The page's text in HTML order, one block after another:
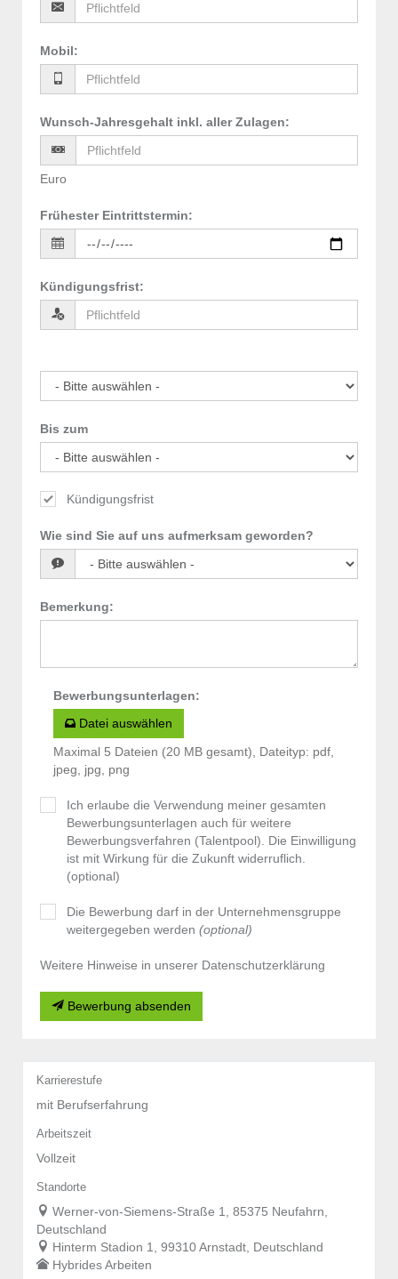
Mobil:
Wunsch-Jahresgehalt inkl. aller Zulagen:
Euro
Frühester Eintrittstermin:
Kündigungsfrist:
Bis zum
Kündigungsfrist
Wie sind Sie auf uns aufmerksam geworden?
Bemerkung:
Bewerbungsunterlagen:
Datei auswählen
Maximal 5 Dateien (20 MB gesamt), Dateityp: pdf,
jpeg, jpg, png
Ich erlaube die Verwendung meiner gesamten
Bewerbungsunterlagen auch für weitere
Bewerbungsverfahren (Talentpool). Die Einwilligung
ist mit Wirkung für die Zukunft widerruflich.
(optional)
Die Bewerbung darf in der Unternehmensgruppe
weitergegeben werden (optional)
Weitere Hinweise in unserer Datenschutzerklärung
Bewerbung absenden
Karrierestufe
mit Berufserfahrung
Arbeitszeit
Vollzeit
Standorte
Werner-von-Siemens-Straße 1, 85375 Neufahrn,
Deutschland
Hinterm Stadion 1, 99310 Arnstadt, Deutschland
Hybrides Arbeiten